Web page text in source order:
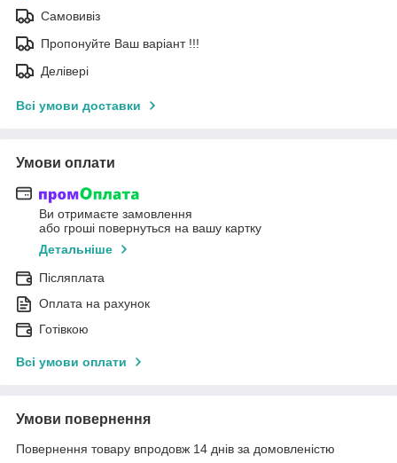
Самовивіз
Пропонуйте Ваш варіант !!!
Делівері
Всі умови доставки
Умови оплати
Ви отримаєте замовлення
або гроші повернуться на вашу картку
Детальніше
Післяплата
Оплата на рахунок
Готівкою
Всі умови оплати
Умови повернення
Повернення товару впродовж 14 днів за домовленістю